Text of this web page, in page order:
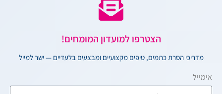
הצטרפו למועדון המומחים!
מדריכי הסרת כתמים, טיפים מקצועיים ומבצעים בלעדיים — ישר למייל
אימייל